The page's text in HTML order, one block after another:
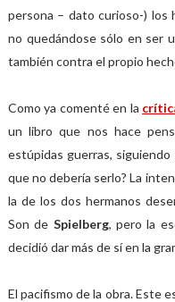
persona – dato curioso-) los
no quedándose sólo en ser
también contra el propio
Como ya comenté en la
un libro que nos hace
estúpidas guerras,
que no debería serlo? La
la de los dos hermanos
Son de Spielberg, pero la
decidió dar más de sí en la
El pacifismo de la obra. Este